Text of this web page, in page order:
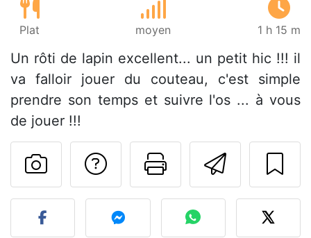
Plat moyen 1 h 15 m
Un rôti de lapin excellent... un petit hic !!! il
va falloir jouer du couteau, c'est simple
prendre son temps et suivre l'os ... à vous
de jouer !!!
Imprimer
Poser une
Publier votre photo de